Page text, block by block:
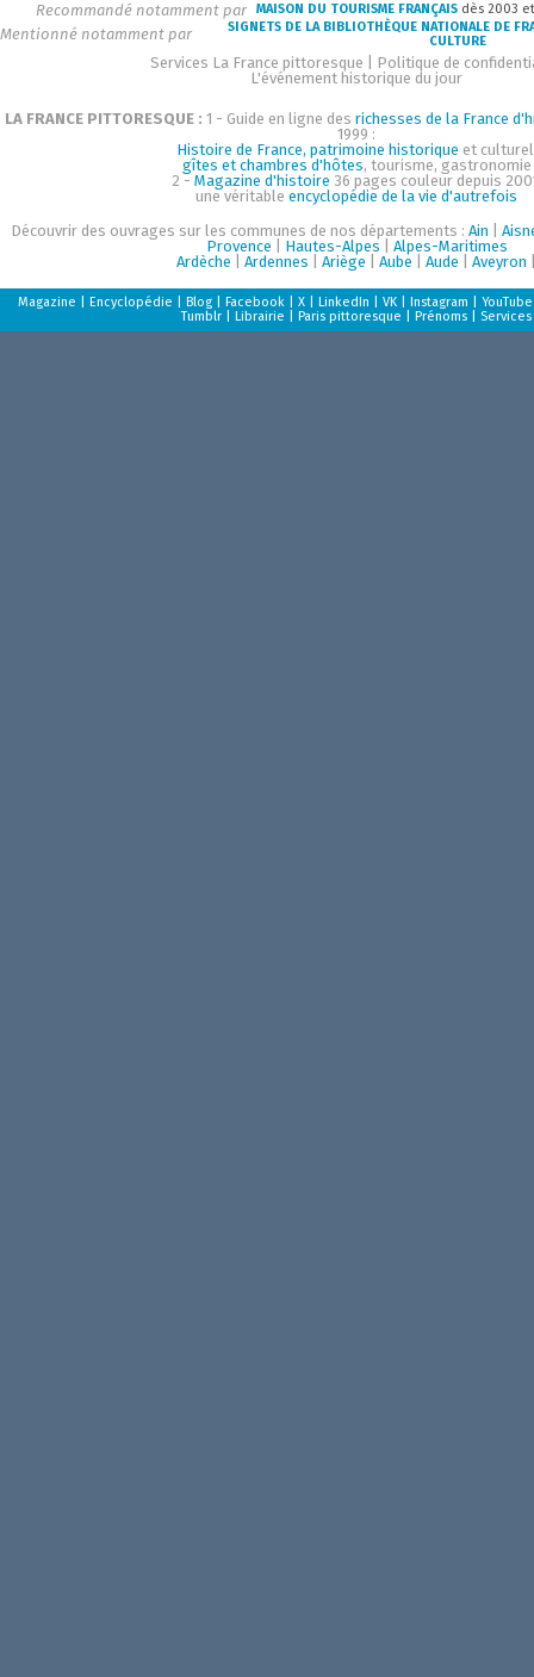
Recommandé notamment par MAISON DU TOURISME FRANÇAIS dès 2003
Mentionné notamment par
SIGNETS DE LA BIBLIOTHÈQUE NATIONALE DE
CULTURE
Services La France pittoresque
Politique de
L'événement historique du jour
LA FRANCE PITTORESQUE : 1 - Guide en ligne des richesses de la France
1999 :
Histoire de France, patrimoine historique et
gîtes et chambres d'hôtes, tourisme, gastronomie
2 - Magazine d'histoire 36 pages couleur depuis
une véritableencyclopédie de la vie d'autrefois
Découvrir des ouvrages sur les communes de nos départements :Ain |
Provence
Hautes-Alpes
Alpes-Maritimes
Ardèche |Ardennes |Ariège |Aube |Aude |Aveyron
Magazine |Encyclopédie |Blog |Facebook |X |LinkedIn |VK |Instagram |YouTube
Tumblr |Librairie |Paris pittoresque |Prénoms Services